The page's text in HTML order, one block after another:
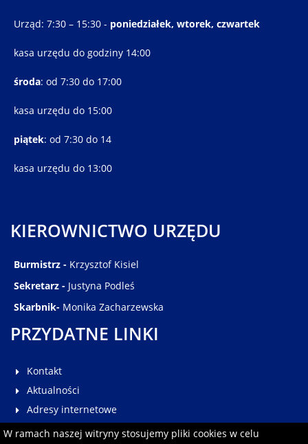
W ramach naszej witryny stosujemy pliki cookies w celu
Urząd: 7:30 – 15:30 - poniedziałek, wtorek, czwartek
kasa urzędu do godziny 14:00
środa: od 7:30 do 17:00
kasa urzędu do 15:00
piątek: od 7:30 do 14
kasa urzędu do 13:00
KIEROWNICTWO URZĘDU
Burmistrz - Krzysztof Kisiel
Sekretarz - Justyna Podleś
Skarbnik- Monika Zacharzewska
PRZYDATNE LINKI
Kontakt
Aktualności
Adresy internetowe
Galeria